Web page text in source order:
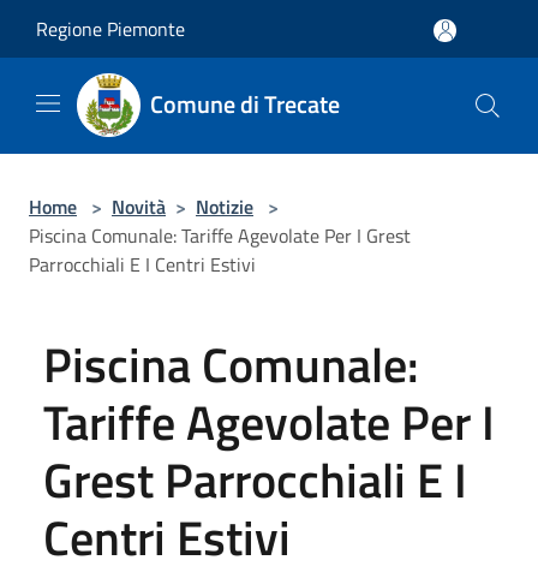
Regione Piemonte
Comune di Trecate
Home > Novità > Notizie >
Piscina Comunale: Tariffe Agevolate Per I Grest
Parrocchiali E I Centri Estivi
Piscina Comunale:
Tariffe Agevolate Per I
Grest Parrocchiali E I
Centri Estivi